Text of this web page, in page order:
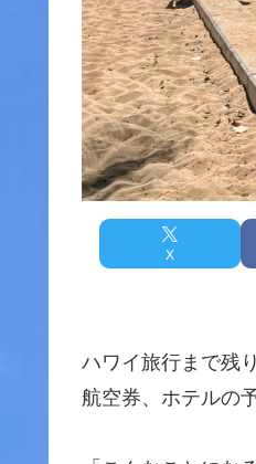
X
ハワイ旅行まで残
航空券、ホテルの